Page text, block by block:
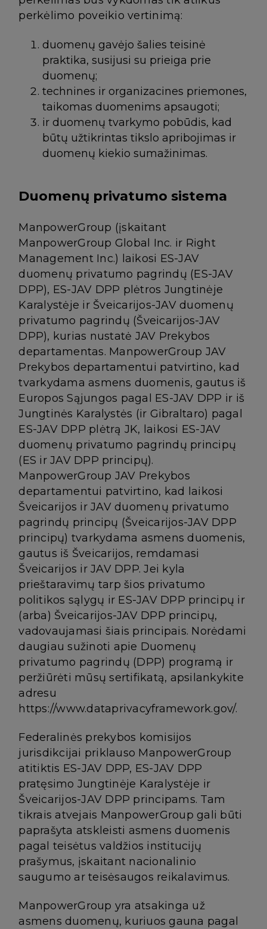
perkėlimo poveikio vertinimą:
duomenų gavėjo šalies teisinė
praktika, susijusi su prieiga prie
duomenų;
technines ir organizacines priemones,
taikomas duomenims apsaugoti;
ir duomenų tvarkymo pobūdis, kad
būtų užtikrintas tikslo apribojimas ir
duomenų kiekio sumažinimas.
Duomenų privatumo sistema
ManpowerGroup (įskaitant
ManpowerGroup Global Inc. ir Right
Management Inc.) laikosi ES-JAV
duomenų privatumo pagrindų (ES-JAV
DPP), ES-JAV DPP plėtros Jungtinėje
Karalystėje ir Šveicarijos-JAV duomenų
privatumo pagrindų (Šveicarijos-JAV
DPP), kurias nustatė JAV Prekybos
departamentas. ManpowerGroup JAV
Prekybos departamentui patvirtino, kad
tvarkydama asmens duomenis, gautus iš
Europos Sąjungos pagal ES-JAV DPP ir iš
Jungtinės Karalystės (ir Gibraltaro) pagal
ES-JAV DPP plėtrą JK, laikosi ES-JAV
duomenų privatumo pagrindų principų
(ES ir JAV DPP principų).
ManpowerGroup JAV Prekybos
departamentui patvirtino, kad laikosi
Šveicarijos ir JAV duomenų privatumo
pagrindų principų (Šveicarijos-JAV DPP
principų) tvarkydama asmens duomenis,
gautus iš Šveicarijos, remdamasi
Šveicarijos ir JAV DPP. Jei kyla
prieštaravimų tarp šios privatumo
politikos sąlygų ir ES-JAV DPP principų ir
(arba) Šveicarijos-JAV DPP principų,
vadovaujamasi šiais principais. Norėdami
daugiau sužinoti apie Duomenų
privatumo pagrindų (DPP) programą ir
peržiūrėti mūsų sertifikatą, apsilankykite
adresu
https://www.dataprivacyframework.gov/.
Federalinės prekybos komisijos
jurisdikcijai priklauso ManpowerGroup
atitiktis ES-JAV DPP, ES-JAV DPP
pratęsimo Jungtinėje Karalystėje ir
Šveicarijos-JAV DPP principams. Tam
tikrais atvejais ManpowerGroup gali būti
paprašyta atskleisti asmens duomenis
pagal teisėtus valdžios institucijų
prašymus, įskaitant nacionalinio
saugumo ar teisėsaugos reikalavimus.
ManpowerGroup yra atsakinga už
asmens duomenų, kuriuos gauna pagal